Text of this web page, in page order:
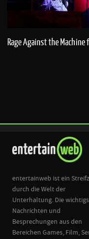
Rage Against the Machine
entertainweb ist ein
durch die Welt der
Unterhaltung. Die
Nachrichten und
Besprechungen aus den
Bereichen Games, Film,